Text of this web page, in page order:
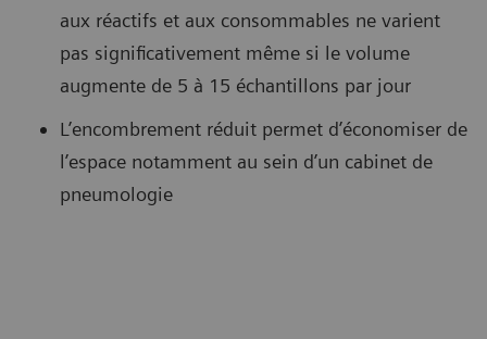
aux réactifs et aux consommables ne varient
pas significativement même si le volume
augmente de 5 à 15 échantillons par jour
L’encombrement réduit permet d’économiser de
l’espace notamment au sein d’un cabinet de
pneumologie